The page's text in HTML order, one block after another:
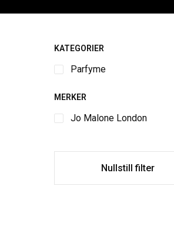
KATEGORIER
Parfyme
MERKER
Jo Malone London
Nullstill filter